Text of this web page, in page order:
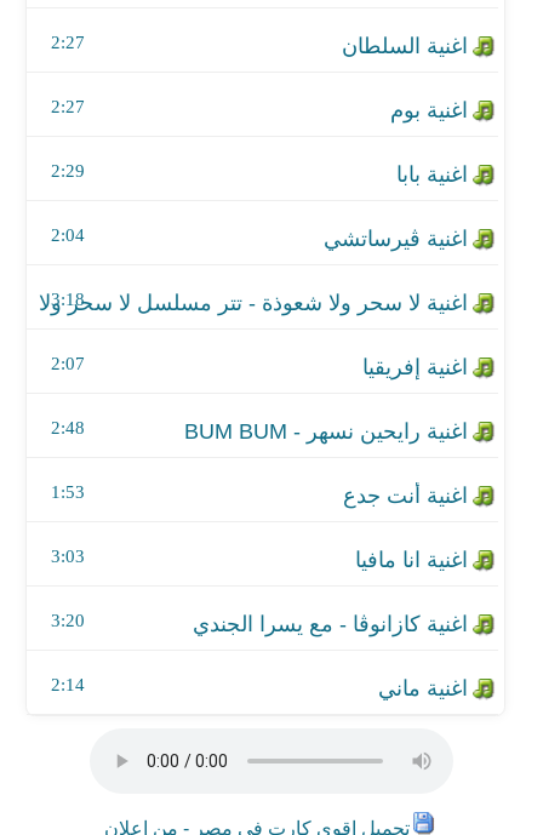
2:27
2:27
2:29
2:04
3:18
2:07
2:48
1:53
اغنية انا مافيا
3:03
اغنية كازانوڤا - مع يسرا الجندي
3:20
2:14
تحميل اقوي كارت في مصر - من اعلان